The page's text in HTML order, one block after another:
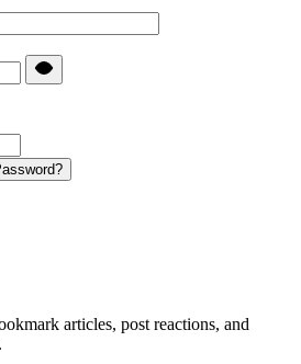
articles, post reactions, and